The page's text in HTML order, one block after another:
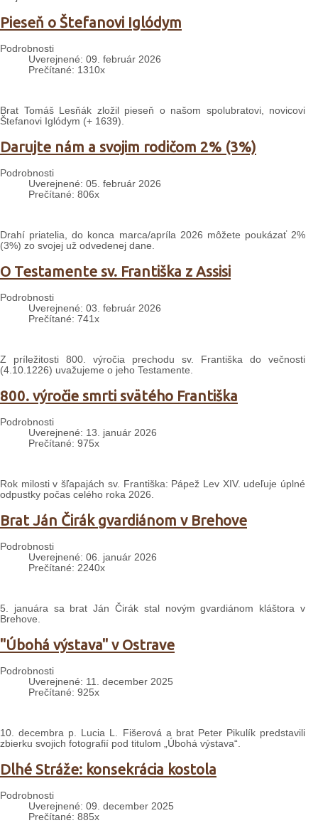
Pieseň o Štefanovi Iglódym
Podrobnosti
Uverejnené: 09. február 2026
Prečítané: 1310x
Brat Tomáš Lesňák zložil pieseň o našom spolubratovi, novicovi
Štefanovi Iglódym (+ 1639).
Darujte nám a svojim rodičom 2% (3%)
Podrobnosti
Uverejnené: 05. február 2026
Prečítané: 806x
Drahí priatelia, do konca marca/apríla 2026 môžete poukázať 2%
(3%) zo svojej už odvedenej dane.
O Testamente sv. Františka z Assisi
Podrobnosti
Uverejnené: 03. február 2026
Prečítané: 741x
Z príležitosti 800. výročia prechodu sv. Františka do večnosti
(4.10.1226) uvažujeme o jeho Testamente.
800. výročie smrti svätého Františka
Podrobnosti
Uverejnené: 13. január 2026
Prečítané: 975x
Rok milosti v šľapajách sv. Františka: Pápež Lev XIV. udeľuje úplné
odpustky počas celého roka 2026.
Brat Ján Čirák gvardiánom v Brehove
Podrobnosti
Uverejnené: 06. január 2026
Prečítané: 2240x
5. januára sa brat Ján Čirák stal novým gvardiánom kláštora v
Brehove.
"Úbohá výstava" v Ostrave
Podrobnosti
Uverejnené: 11. december 2025
Prečítané: 925x
10. decembra p. Lucia L. Fišerová a brat Peter Pikulík predstavili
zbierku svojich fotografií pod titulom „Úbohá výstava“.
Dlhé Stráže: konsekrácia kostola
Podrobnosti
Uverejnené: 09. december 2025
Prečítané: 885x